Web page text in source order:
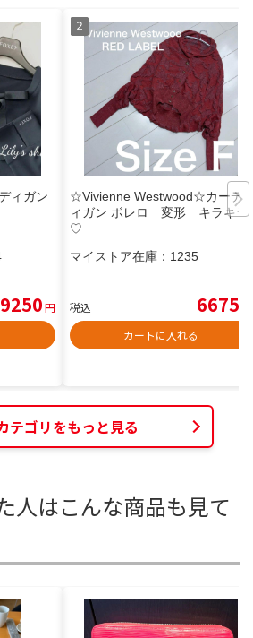
ィガン
円
☆Vivienne Westwood☆カーデ
ィガン ボレロ 変形 キラキラ
♡
マイストア在庫： 1235
税込 6675
カートに入れる
テゴリをもっと見る
人はこんな商品も見て